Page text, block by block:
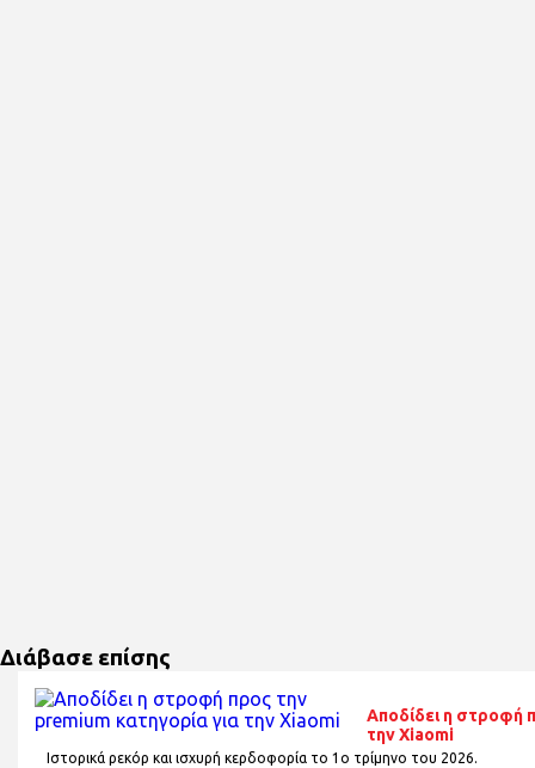
Διάβασε επίσης
Αποδίδει η στροφή
την Xiaomi
Ιστορικά ρεκόρ και ισχυρή κερδοφορία το 1o τρίμηνο του 2026.